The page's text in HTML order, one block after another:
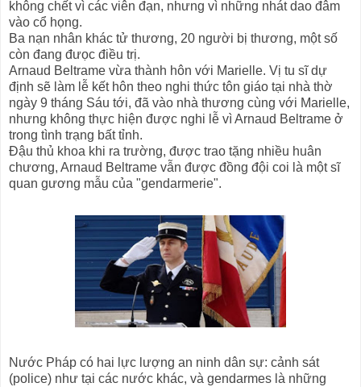
không chết vì các viên đạn, nhưng vì những nhát dao đâm
vào cổ họng.
Ba nạn nhân khác tử thương, 20 người bị thương, một số
còn đang đưọc điều trị.
Arnaud Beltrame vừa thành hôn với Marielle. Vị tu sĩ dự
định sẽ làm lễ kết hôn theo nghi thức tôn giáo tại nhà thờ
ngày 9 tháng Sáu tới, đã vào nhà thương cùng với Marielle,
nhưng không thực hiện được nghi lễ vì Arnaud Beltrame ở
trong tình trạng bất tỉnh.
Đậu thủ khoa khi ra trường, được trao tặng nhiều huân
chương, Arnaud Beltrame vẫn được đồng đội coi là một sĩ
quan gương mẫu của "gendarmerie".
Nước Pháp có hai lực lượng an ninh dân sự: cảnh sát
(police) như tại các nước khác, và gendarmes là những